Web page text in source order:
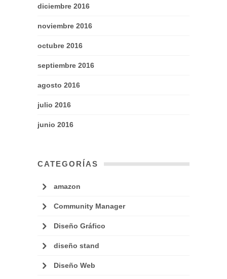
diciembre 2016
noviembre 2016
octubre 2016
septiembre 2016
agosto 2016
julio 2016
junio 2016
CATEGORÍAS
amazon
Community Manager
Diseño Gráfico
diseño stand
Diseño Web